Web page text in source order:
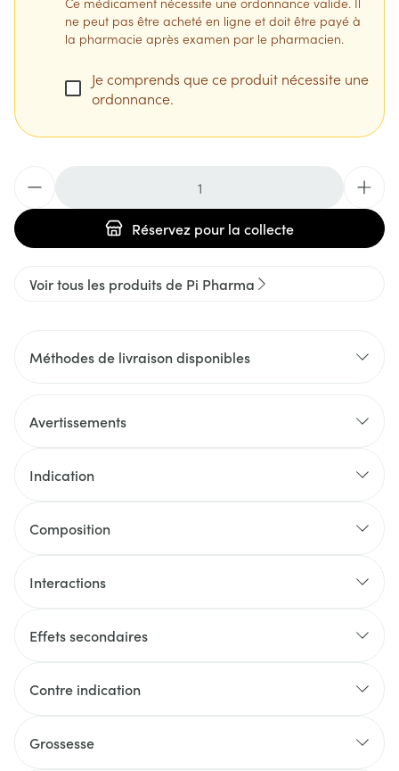
ne peut pas être acheté en ligne et doit être payé à
la pharmacie après examen par le pharmacien.
Je comprends que ce produit nécessite une
ordonnance.
Réservez pour la collecte
Voir tous les produits de Pi Pharma
Méthodes de livraison disponibles
Avertissements
Indication
Composition
Interactions
Effets secondaires
Contre indication
Grossesse